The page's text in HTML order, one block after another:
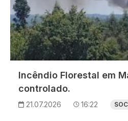
Incêndio Florestal em
controlado.
21.07.2026 16:22